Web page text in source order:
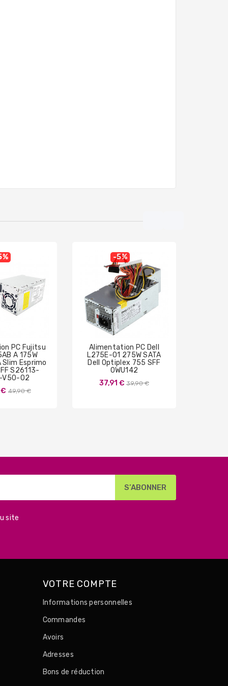
PC Fujitsu
A 175W
Slim Esprimo
S26113-
V50-02
Prix
49,90 €
-5%
Alimentation PC Dell
L275E-01 275W SATA
Dell Optiplex 755 SFF
0WU142
37,91 € Prix
39,90 €
site
VOTRE COMPTE
Informations personnelles
Commandes
Avoirs
Adresses
Bons de réduction